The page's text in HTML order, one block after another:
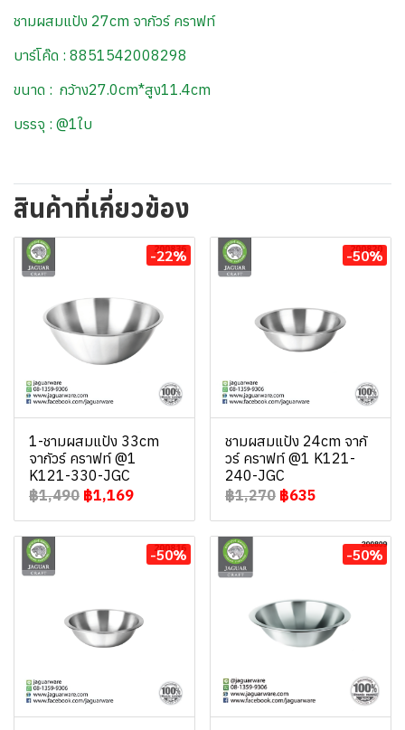
ชามผสมแป้ง 27cm จากัวร์ คราฟท์
บาร์โค๊ด : 8851542008298
ขนาด : กว้าง27.0cm*สูง11.4cm
บรรจุ : @1ใบ
สินค้าที่เกี่ยวข้อง
-22%
1-ชามผสมแป้ง 33cm
จากัวร์ คราฟท์ @1
K121-330-JGC
฿1,490 ฿1,169
-50%
ชามผสมแป้ง 24cm จากั
วร์ คราฟท์ @1 K121-
240-JGC
฿1,270 ฿635
-50% -50%